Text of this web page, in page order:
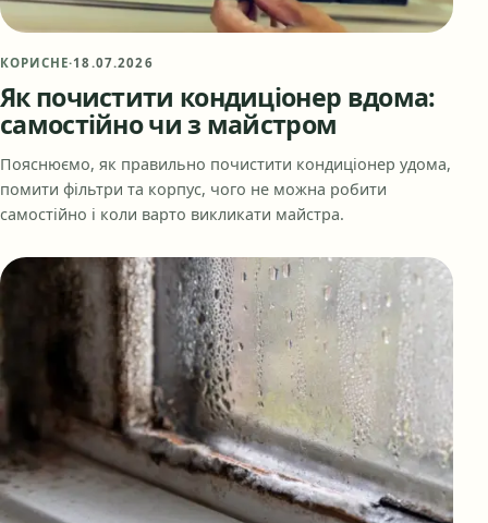
КОРИСНЕ·18.07.2026
Як почистити кондиціонер вдома:
самостійно чи з майстром
Пояснюємо, як правильно почистити кондиціонер удома,
помити фільтри та корпус, чого не можна робити
самостійно і коли варто викликати майстра.